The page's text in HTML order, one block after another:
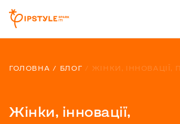
ГОЛОВНА БЛОГ
Жінки, інновації,